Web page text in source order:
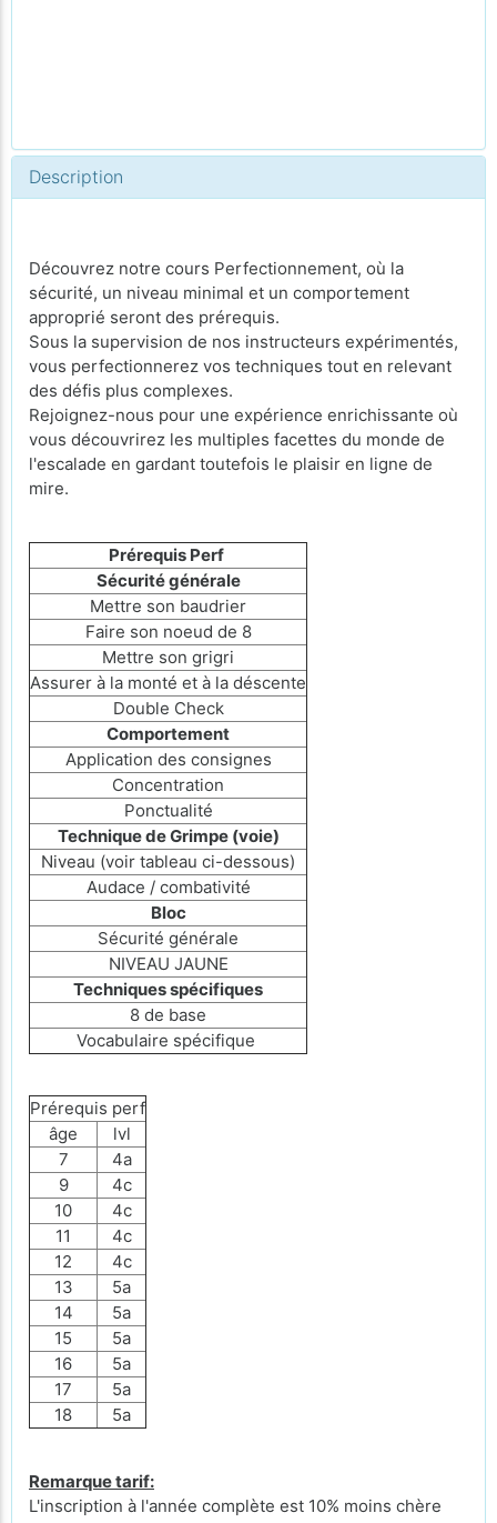
Description
Découvrez notre cours Perfectionnement, où la
sécurité, un niveau minimal et un comportement
approprié seront des prérequis.
Sous la supervision de nos instructeurs expérimentés,
vous perfectionnerez vos techniques tout en relevant
des défis plus complexes.
Rejoignez-nous pour une expérience enrichissante où
vous découvrirez les multiples facettes du monde de
l'escalade en gardant toutefois le plaisir en ligne de
mire.
Prérequis Perf
Sécurité générale
Mettre son baudrier
Faire son noeud de 8
Mettre son grigri
Assurer à la monté et à la déscente
Double Check
Comportement
Application des consignes
Concentration
Ponctualité
Technique de Grimpe (voie)
Niveau (voir tableau ci-dessous)
Audace / combativité
Bloc
Sécurité générale
NIVEAU JAUNE
Techniques spécifiques
8 de base
Vocabulaire spécifique
Prérequis perf
âge
lvl
7
4a
9
4c
10
4c
11
4c
12
4c
13
5a
14
5a
15
5a
16
5a
17
5a
18
5a
Remarque tarif:
L'inscription à l'année complète est 10% moins chère